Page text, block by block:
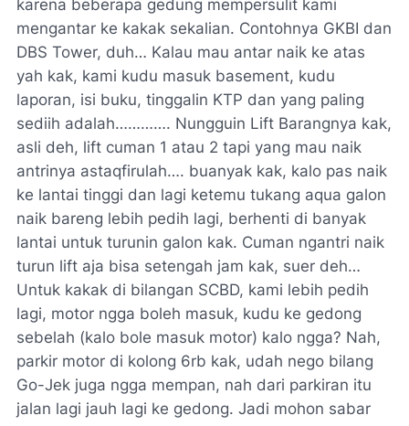
karena beberapa gedung mempersulit kami
mengantar ke kakak sekalian. Contohnya GKBI dan
DBS Tower, duh… Kalau mau antar naik ke atas
yah kak, kami kudu masuk basement, kudu
laporan, isi buku, tinggalin KTP dan yang paling
sediih adalah…………. Nungguin Lift Barangnya kak,
asli deh, lift cuman 1 atau 2 tapi yang mau naik
antrinya astaqfirulah…. buanyak kak, kalo pas naik
ke lantai tinggi dan lagi ketemu tukang aqua galon
naik bareng lebih pedih lagi, berhenti di banyak
lantai untuk turunin galon kak. Cuman ngantri naik
turun lift aja bisa setengah jam kak, suer deh…
Untuk kakak di bilangan SCBD, kami lebih pedih
lagi, motor ngga boleh masuk, kudu ke gedong
sebelah (kalo bole masuk motor) kalo ngga? Nah,
parkir motor di kolong 6rb kak, udah nego bilang
Go-Jek juga ngga mempan, nah dari parkiran itu
jalan lagi jauh lagi ke gedong. Jadi mohon sabar